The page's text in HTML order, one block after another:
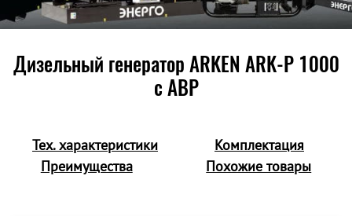
Дизельный генератор ARKEN ARK-P 1000
c АВР
Тех. характеристики
Комплектация
Преимущества
Похожие товары